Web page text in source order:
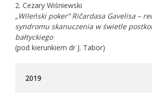
2. Cezary Wiśniewski
„Wileński poker” Ričardasa Gavelisa –
syndromu skanuczenia w świetle
bałtyckiego
(pod kierunkiem dr J. Tabor)
2019